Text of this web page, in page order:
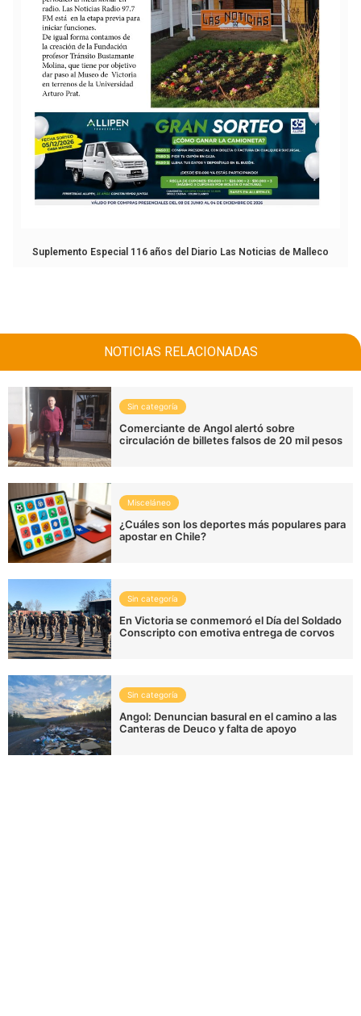
Suplemento Especial 116 años del Diario Las Noticias de Malleco
NOTICIAS RELACIONADAS
Sin categoría
Comerciante de Angol alertó sobre
circulación de billetes falsos de 20 mil pesos
Misceláneo
¿Cuáles son los deportes más populares para
apostar en Chile?
Sin categoría
En Victoria se conmemoró el Día del Soldado
Conscripto con emotiva entrega de corvos
Sin categoría
Angol: Denuncian basural en el camino a las
Canteras de Deuco y falta de apoyo